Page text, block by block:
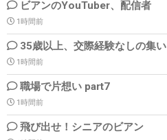
ビアンのYouTuber、配信者
1時間前
35歳以上、交際経験なしの集い
1時間前
職場で片想い part7
1時間前
飛び出せ！シニアのビアン